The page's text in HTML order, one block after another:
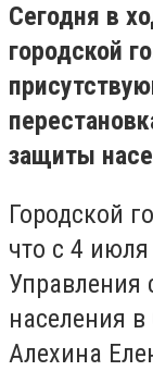
Сегодня в
городской
защиты
Городской
что с 4
Управления
населения
Алехина